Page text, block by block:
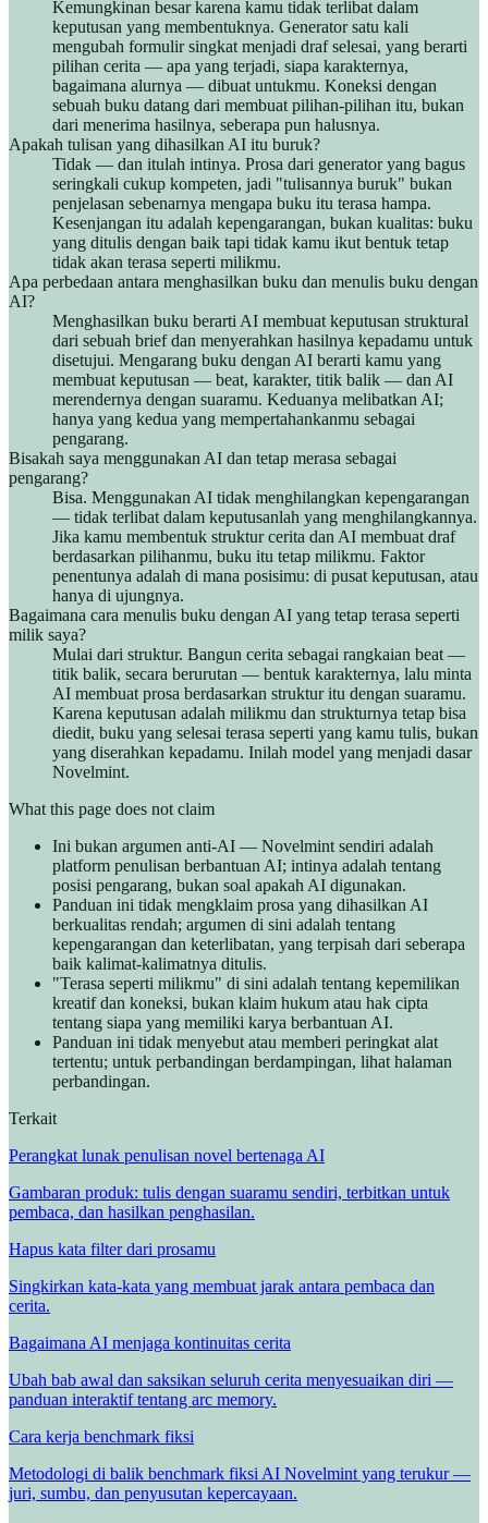
Kemungkinan besar karena kamu tidak terlibat dalam
keputusan yang membentuknya. Generator satu kali
mengubah formulir singkat menjadi draf selesai, yang berarti
pilihan cerita — apa yang terjadi, siapa karakternya,
bagaimana alurnya — dibuat untukmu. Koneksi dengan
sebuah buku datang dari membuat pilihan-pilihan itu, bukan
dari menerima hasilnya, seberapa pun halusnya.
Apakah tulisan yang dihasilkan AI itu buruk?
Tidak — dan itulah intinya. Prosa dari generator yang bagus
seringkali cukup kompeten, jadi "tulisannya buruk" bukan
penjelasan sebenarnya mengapa buku itu terasa hampa.
Kesenjangan itu adalah kepengarangan, bukan kualitas: buku
yang ditulis dengan baik tapi tidak kamu ikut bentuk tetap
tidak akan terasa seperti milikmu.
Apa perbedaan antara menghasilkan buku dan menulis buku dengan
AI?
Menghasilkan buku berarti AI membuat keputusan struktural
dari sebuah brief dan menyerahkan hasilnya kepadamu untuk
disetujui. Mengarang buku dengan AI berarti kamu yang
membuat keputusan — beat, karakter, titik balik — dan AI
merendernya dengan suaramu. Keduanya melibatkan AI;
hanya yang kedua yang mempertahankanmu sebagai
pengarang.
Bisakah saya menggunakan AI dan tetap merasa sebagai
pengarang?
Bisa. Menggunakan AI tidak menghilangkan kepengarangan
— tidak terlibat dalam keputusanlah yang menghilangkannya.
Jika kamu membentuk struktur cerita dan AI membuat draf
berdasarkan pilihanmu, buku itu tetap milikmu. Faktor
penentunya adalah di mana posisimu: di pusat keputusan, atau
hanya di ujungnya.
Bagaimana cara menulis buku dengan AI yang tetap terasa seperti
milik saya?
Mulai dari struktur. Bangun cerita sebagai rangkaian beat —
titik balik, secara berurutan — bentuk karakternya, lalu minta
AI membuat prosa berdasarkan struktur itu dengan suaramu.
Karena keputusan adalah milikmu dan strukturnya tetap bisa
diedit, buku yang selesai terasa seperti yang kamu tulis, bukan
yang diserahkan kepadamu. Inilah model yang menjadi dasar
Novelmint.
What this page does not claim
Ini bukan argumen anti-AI — Novelmint sendiri adalah
platform penulisan berbantuan AI; intinya adalah tentang
posisi pengarang, bukan soal apakah AI digunakan.
Panduan ini tidak mengklaim prosa yang dihasilkan AI
berkualitas rendah; argumen di sini adalah tentang
kepengarangan dan keterlibatan, yang terpisah dari seberapa
baik kalimat-kalimatnya ditulis.
"Terasa seperti milikmu" di sini adalah tentang kepemilikan
kreatif dan koneksi, bukan klaim hukum atau hak cipta
tentang siapa yang memiliki karya berbantuan AI.
Panduan ini tidak menyebut atau memberi peringkat alat
tertentu; untuk perbandingan berdampingan, lihat halaman
perbandingan.
Terkait
Perangkat lunak penulisan novel bertenaga AI
Gambaran produk: tulis dengan suaramu sendiri, terbitkan untuk
pembaca, dan hasilkan penghasilan.
Hapus kata filter dari prosamu
Singkirkan kata-kata yang membuat jarak antara pembaca dan
cerita.
Bagaimana AI menjaga kontinuitas cerita
Ubah bab awal dan saksikan seluruh cerita menyesuaikan diri —
panduan interaktif tentang arc memory.
Cara kerja benchmark fiksi
Metodologi di balik benchmark fiksi AI Novelmint yang terukur —
juri, sumbu, dan penyusutan kepercayaan.